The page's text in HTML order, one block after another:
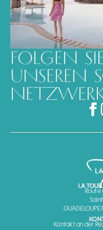
FOLGEN
UNSEREN
LA
Route
Kontakt an der